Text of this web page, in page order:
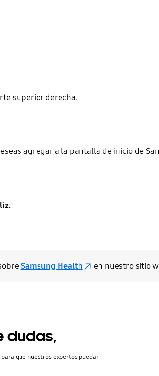
superior derecha.
agregar a la pantalla de inicio de
Samsung Health en nuestro sitio
dudas,
que nuestros expertos puedan